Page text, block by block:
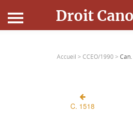
Droit
Accueil > CCEO/1990 >
C. 1518